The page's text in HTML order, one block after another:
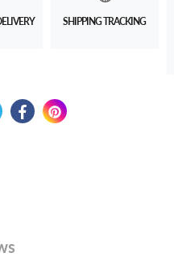
SHIPPING TRACKING
Tweet on Twitter
Opens in a new window.
Share on Facebook
Opens in a new window.
Pin on Pinterest
Opens in a new